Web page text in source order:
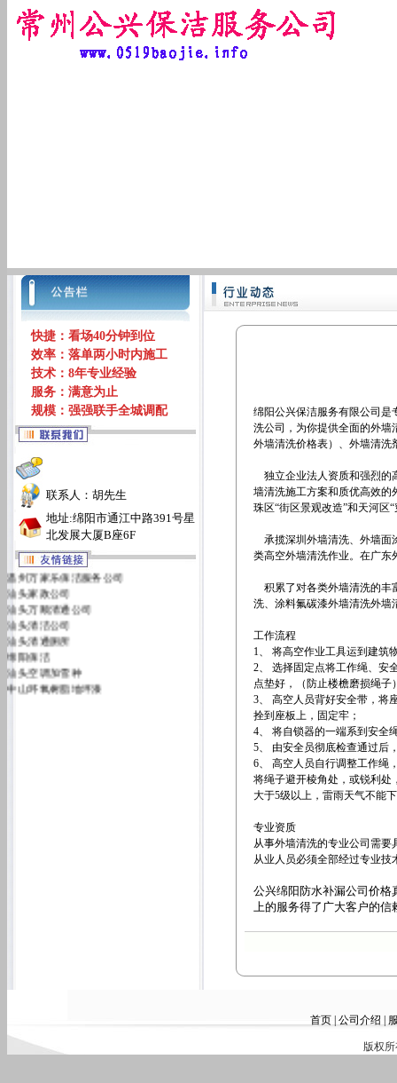
快捷：看场40分钟到位
效率：落单两小时内施工
技术：8年专业经验
服务：满意为止
规模：强强联手全城调配
联系人：胡先生
地址:绵阳市通江中路391号星
北发展大厦B座6F
温州万家乐保洁服务公司
汕头家政公司
汕头万顺清通公司
汕头清洁公司
汕头清通厕所
绵阳保洁
汕头空调加雪种
中山环氧树脂地坪漆
绵阳公兴保洁服务有限公司是
洗公司 ，为你提供全面的外
外墙清洗价格表）、外墙清洗
独立企业法人资质和强烈的
墙清洗施工方案和质优高效的
珠区“街区景观改造”和天河区
承揽深圳外墙清洗、外墙面
类高空外墙清洗作业。在广东
积累了对各类外墙清洗的丰
洗、涂料氟碳漆外墙清洗外墙
工作流程
1、 将高空作业工具运到建筑
2、 选择固定点将工作绳、安
点垫好，（防止楼檐磨损绳子
3、 高空人员背好安全带，将
拴到座板上，固定牢；
4、 将自锁器的一端系到安全
5、 由安全员彻底检查通过后
6、 高空人员自行调整工作绳
将绳子避开棱角处，或锐利处
大于5级以上，雷雨天气不能
专业资质
从事外墙清洗的专业公司需
从业人员必须全部经过专业
公兴绵阳防水补漏公司价格
上的服务得了广大客户的信
首页| 公司介绍
版权